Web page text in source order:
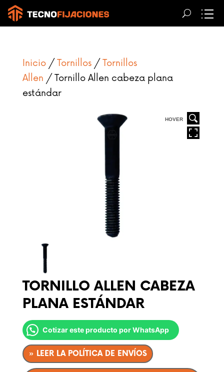
Inicio/ Tornillos/ Tornillos
Allen / Tornillo Allen cabeza plana
estándar
HOVER
TORNILLO ALLEN CABEZA
PLANA ESTÁNDAR
Cotizar este producto por WhatsApp
» LEER LA POLÍTICA DE ENVÍOS